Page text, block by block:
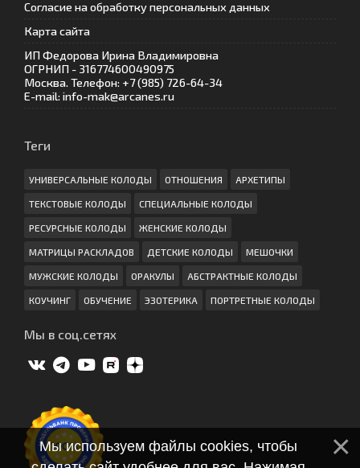
Согласие на обработку персональных данных
Карта сайта
ИП Федорова Ирина Владимировна
ОГРНИП - 316774600490975
Москва. Телефон: +7 (985) 726-64-34
E-mail: info-mak@arcanes.ru
Теги
УНИВЕРСАЛЬНЫЕ КОЛОДЫ ОТНОШЕНИЯ АРХЕТИПЫ
ТЕКСТОВЫЕ КОЛОДЫ СПЕЦИАЛЬНЫЕ КОЛОДЫ
РЕСУРСНЫЕ КОЛОДЫ ЖЕНСКИЕ КОЛОДЫ
МАТРИЦЫ РАСКЛАДОВ ДЕТСКИЕ КОЛОДЫ МЕШОЧКИ
МУЖСКИЕ КОЛОДЫ ОРАКУЛЫ АБСТРАКТНЫЕ КОЛОДЫ
КОУЧИНГ ОБУЧЕНИЕ ЭЗОТЕРИКА ПОРТРЕТНЫЕ КОЛОДЫ
Мы в соц.сетях
Мы используем файлы cookies, чтобы